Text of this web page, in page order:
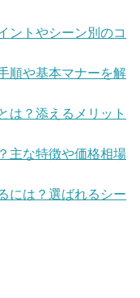
ントやシーン別のコ
順や基本マナーを解
は？添えるメリット
主な特徴や価格相場
には？選ばれるシー